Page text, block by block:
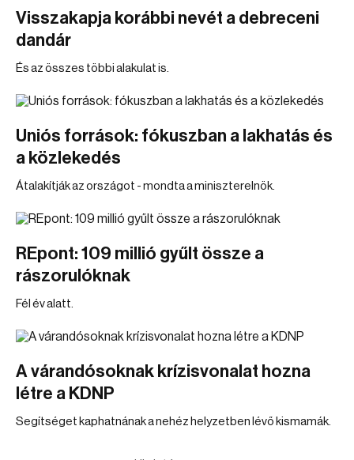
Visszakapja korábbi nevét a debreceni
dandár
És az összes többi alakulat is.
Uniós források: fókuszban a lakhatás és
a közlekedés
Átalakítják az országot - mondta a miniszterelnök.
REpont: 109 millió gyűlt össze a
rászorulóknak
Fél év alatt.
A várandósoknak krízisvonalat hozna
létre a KDNP
Segítséget kaphatnának a nehéz helyzetben lévő kismamák.